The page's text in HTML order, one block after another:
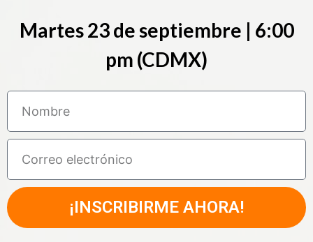
Martes 23 de septiembre | 6:00
pm (CDMX)
¡INSCRIBIRME AHORA!